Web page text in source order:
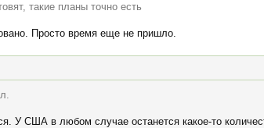
такие планы точно есть
Просто время еще не пришло.
У США в любом случае останется какое-то